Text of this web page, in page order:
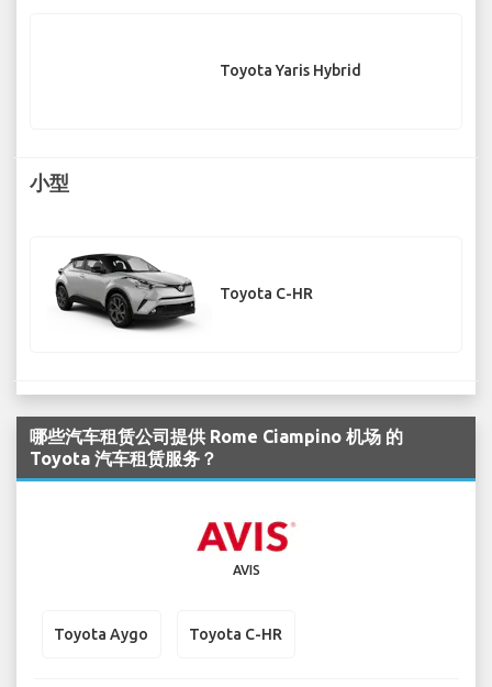
Toyota Yaris Hybrid
小型
Toyota C-HR
哪些汽车租赁公司提供 Rome Ciampino 机场 的
Toyota 汽车租赁服务？
AVIS
Toyota Aygo Toyota C-HR